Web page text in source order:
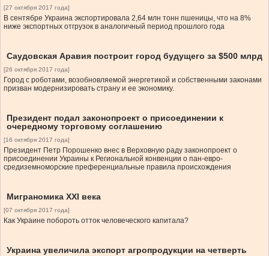
[27 октября 2017 года]
В сентябре Украина экспортировала 2,64 млн тонн пшеницы, что на 8%
ниже экспортных отгрузок в аналогичный период прошлого года
Саудовская Аравия построит город будущего за $500 млрд
[26 октября 2017 года]
Город с роботами, возобновляемой энергетикой и собственными законами
призван модернизировать страну и ее экономику.
Президент подал законопроект о присоединении к
очередному торговому соглашению
[16 октября 2017 года]
Президент Петр Порошенко внес в Верховную раду законопроект о
присоединении Украины к Региональной конвенции о пан-евро-
средиземноморские преференциальные правила происхождения
Миграномика ХХІ века
[07 октября 2017 года]
Как Украине побороть отток человеческого капитала?
Украина увеличила экспорт агропродукции на четверть